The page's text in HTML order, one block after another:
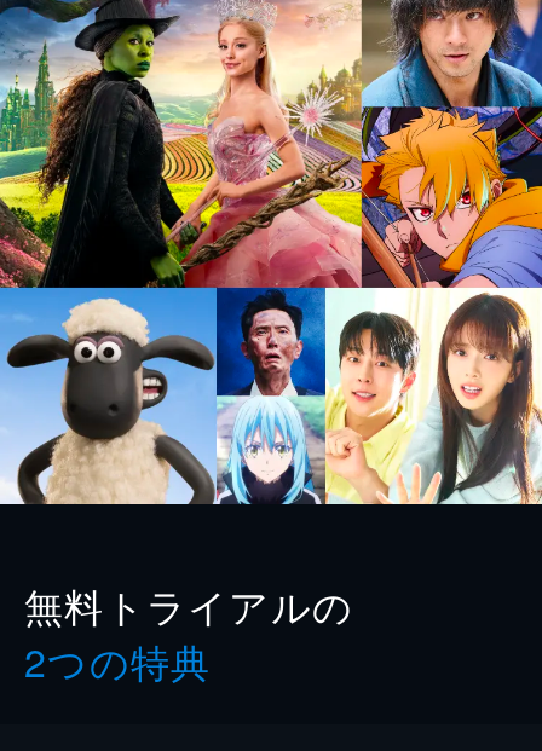
無料トライアルの
2つの特典